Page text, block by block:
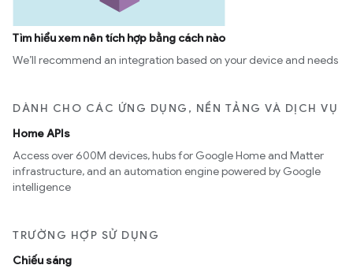
Tìm hiểu xem nên tích hợp bằng cách nào
We’ll recommend an integration based on your device and needs
DÀNH CHO CÁC ỨNG DỤNG, NỀN TẢNG VÀ DỊCH VỤ
Home APIs
Access over 600M devices, hubs for Google Home and Matter
infrastructure, and an automation engine powered by Google
intelligence
TRƯỜNG HỢP SỬ DỤNG
Chiếu sáng